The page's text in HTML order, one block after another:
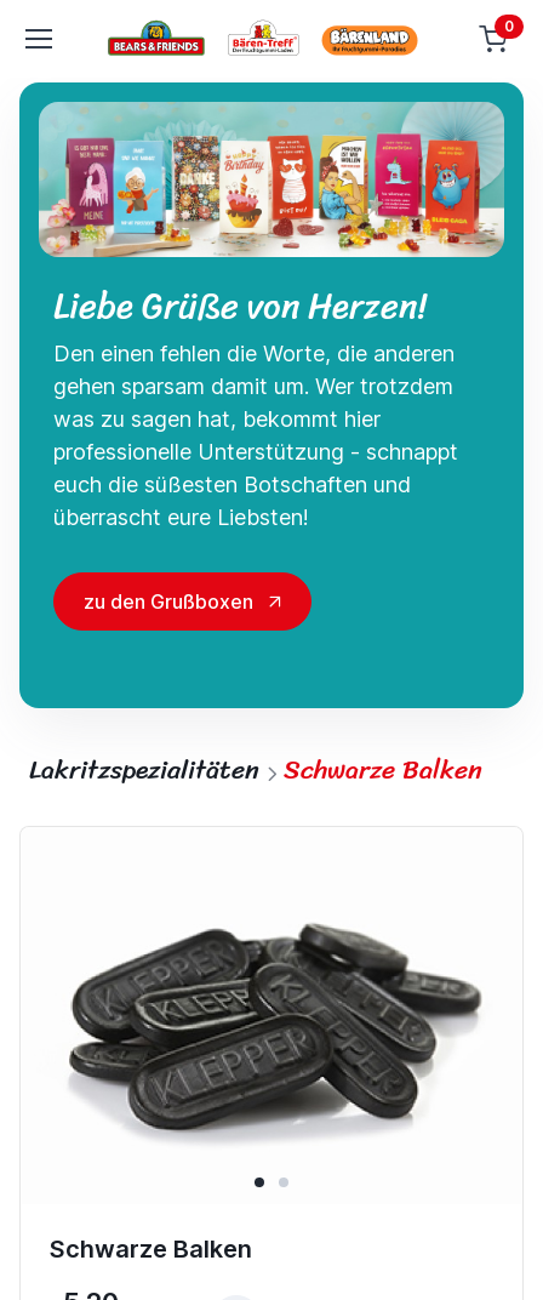
0
Liebe Grüße von Herzen!
Den einen fehlen die Worte, die anderen
gehen sparsam damit um. Wer trotzdem
was zu sagen hat, bekommt hier
professionelle Unterstützung - schnappt
euch die süßesten Botschaften und
überrascht eure Liebsten!
zu den Grußboxen
Lakritzspezialitäten Schwarze Balken
Schwarze Balken